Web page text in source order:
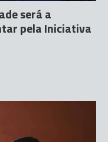
será a
pela Iniciativa